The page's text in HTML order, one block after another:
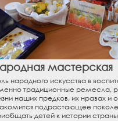
мастерская
народного искусства в
традиционные ремесла,
наших предков, их нравах и
подрастающее
детей к истории